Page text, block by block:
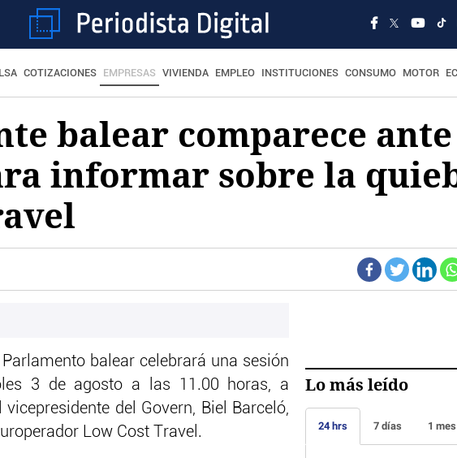
COTIZACIONES EMPRESAS VIVIENDA EMPLEO INSTITUCIONES CONSUMO MOTOR
balear comparece
informar sobre la
balear celebrará una sesión
3 de agosto a las 11.00 horas, a
del Govern, Biel Barceló,
Low Cost Travel.
Lo más leído
24 hrs 7 días 1 mes